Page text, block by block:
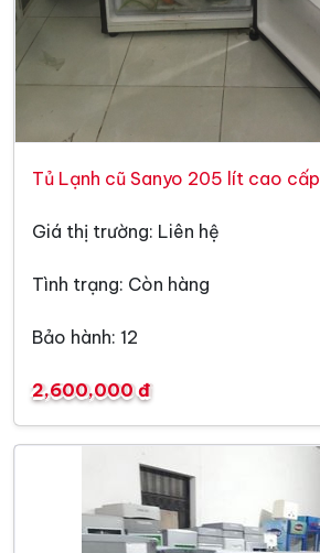
Tủ Lạnh cũ Sanyo 205 lít cao cấp
Giá thị trường: Liên hệ
Tình trạng: Còn hàng
Bảo hành: 12
2,600,000 đ